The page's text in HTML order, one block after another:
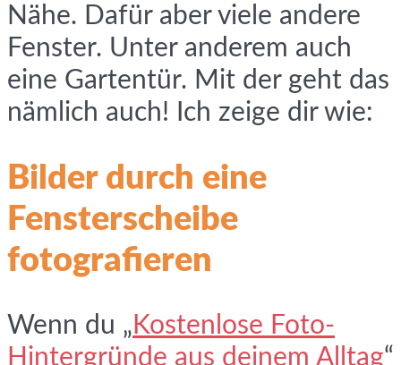
Nähe. Dafür aber viele andere
Fenster. Unter anderem auch
eine Gartentür. Mit der geht das
nämlich auch! Ich zeige dir wie:
Bilder durch eine
Fensterscheibe
fotografieren
Wenn du „ Kostenlose Foto-
Hintergründe aus deinem Alltag“